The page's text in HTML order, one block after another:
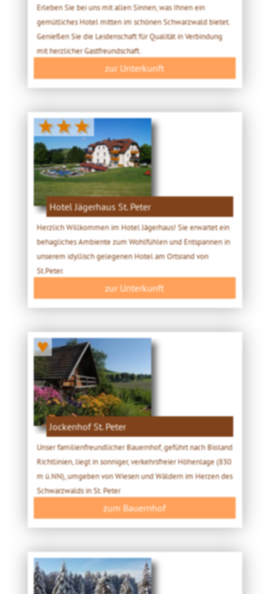
Erleben Sie bei uns mit allen Sinnen, was Ihnen ein
gemütliches Hotel mitten im schönen Schwarzwald bietet.
Genießen Sie die Leidenschaft für Qualität in Verbindung
mit herzlicher Gastfreundschaft.
zur Unterkunft
★★★
Hotel Jägerhaus St. Peter
Herzlich Willkommen im Hotel Jägerhaus! Sie erwartet ein
behagliches Ambiente zum Wohlfühlen und Entspannen in
unserem idyllisch gelegenen Hotel am Ortsrand von
St.Peter.
zur Unterkunft
♥
Jockenhof St. Peter
Unser familienfreundlicher Bauernhof, geführt nach Bioland
Richtlinien, liegt in sonniger, verkehrsfreier Höhenlage (830
m ü.NN), umgeben von Wiesen und Wäldern im Herzen des
Schwarzwalds in St. Peter
zum Bauernhof